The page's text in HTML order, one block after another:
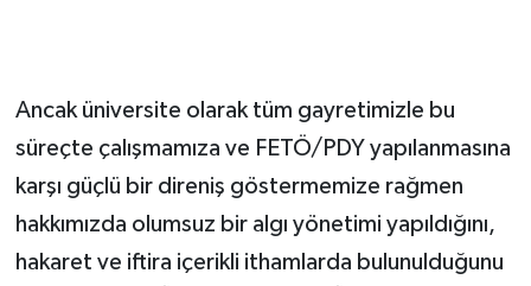
Ancak üniversite olarak tüm gayretimizle bu
süreçte çalışmamıza ve FETÖ/PDY yapılanmasına
karşı güçlü bir direniş göstermemize rağmen
hakkımızda olumsuz bir algı yönetimi yapıldığını,
hakaret ve iftira içerikli ithamlarda bulunulduğunu